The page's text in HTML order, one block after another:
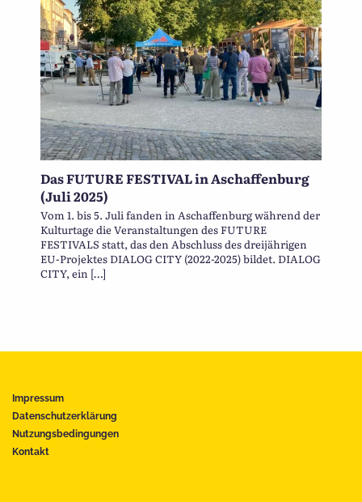
Das FUTURE FESTIVAL in Aschaffenburg
(Juli 2025)
Vom 1. bis 5. Juli fanden in Aschaffenburg während der
Kulturtage die Veranstaltungen des FUTURE
FESTIVALS statt, das den Abschluss des dreijährigen
EU-Projektes DIALOG CITY (2022-2025) bildet. DIALOG
CITY, ein […]
Impressum
Datenschutzerklärung
Nutzungsbedingungen
Kontakt